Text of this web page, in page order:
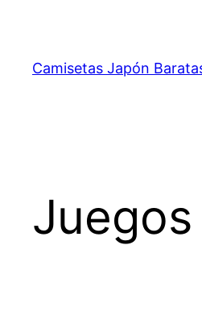
contenido
Camisetas Japón